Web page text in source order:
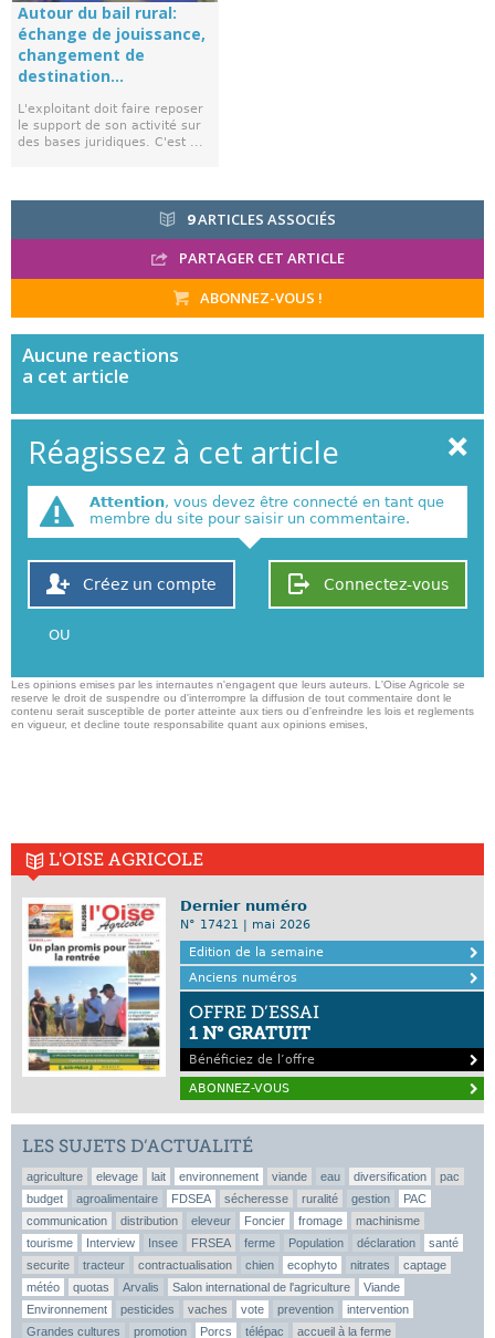
Autour du bail rural:
échange de jouissance,
changement de
destination...
L'exploitant doit faire reposer
le support de son activité sur
des bases juridiques. C'est ...
9ARTICLES ASSOCIÉS
PARTAGER CET ARTICLE
ABONNEZ-VOUS !
Aucune reactions
a cet article
Réagissez à cet article
Attention, vous devez être connecté en tant que
membre du site pour saisir un commentaire.
Connectez-vous
Créez un compte
OU
Les opinions emises par les internautes n'engagent que leurs auteurs. L'Oise Agricole se
reserve le droit de suspendre ou d'interrompre la diffusion de tout commentaire dont le
contenu serait susceptible de porter atteinte aux tiers ou d'enfreindre les lois et reglements
en vigueur, et decline toute responsabilite quant aux opinions emises,
L'OISE AGRICOLE
Dernier numéro
N° 17421 | mai 2026
Edition de la semaine
Anciens numéros
OFFRE D’ESSAI
1 N° GRATUIT
Bénéficiez de l’offre
ABONNEZ-VOUS
LES SUJETS D’ACTUALITÉ
agriculture elevage lait environnement viande eau diversification
pac
budget
agroalimentaire FDSEA sécheresse ruralité gestion
PAC
communication
distribution eleveur Foncier fromage
machinisme
tourisme
Interview Insee FRSEA ferme Population déclaration
santé
securite
tracteur contractualisation chien ecophyto nitrates
captage
météo
quotas Arvalis Salon international de l'agriculture
Viande
Environnement
pesticides vaches vote prevention
intervention
Grandes cultures
promotion Porcs télépac accueil à la ferme